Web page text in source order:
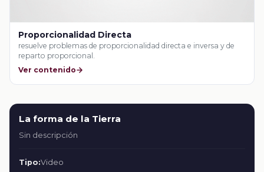
Proporcionalidad Directa
resuelve problemas de proporcionalidad directa e inversa y de
reparto proporcional.
Ver contenido
La forma de la Tierra
Sin descripción
Tipo:Video